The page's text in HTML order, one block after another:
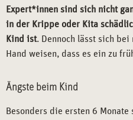
Expert*innen sind sich nicht
in der Krippe oder Kita
Kind ist. Dennoch lässt sich
Hand weisen, dass es ein zu
Ängste beim Kind
Besonders die ersten 6